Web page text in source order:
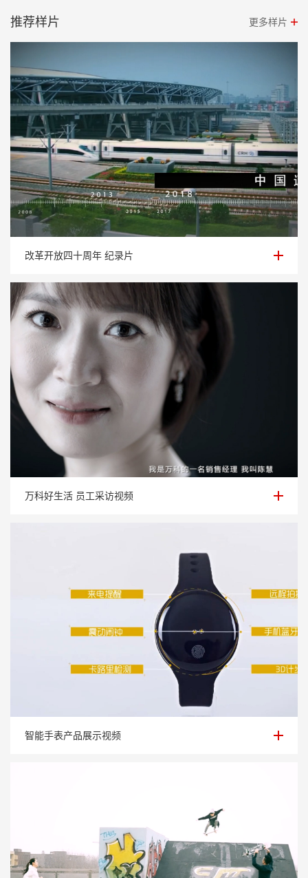
推荐样片 更多样片
改革开放四十周年 纪录片
改革开放四十周年 纪录片
万科好生活 员工采访视频
万科好生活 员工采访视频
智能手表产品展示视频
智能手表产品展示视频